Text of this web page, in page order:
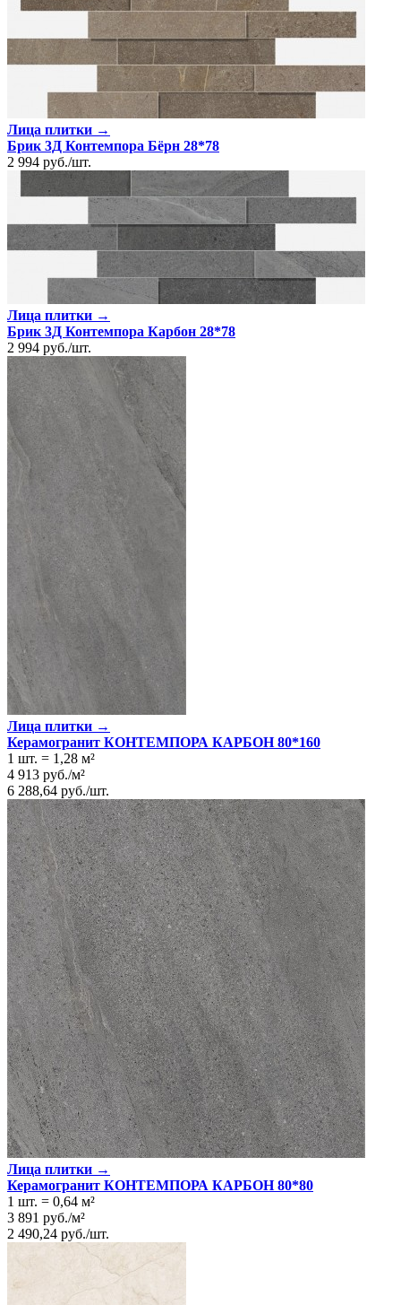
Лица плитки →
Брик 3Д Контемпора Бёрн 28*78
2 994 руб./шт.
Лица плитки →
Брик 3Д Контемпора Карбон 28*78
2 994 руб./шт.
Лица плитки →
Керамогранит КОНТЕМПОРА КАРБОН 80*160
1 шт. = 1,28 м²
4 913 руб./м²
6 288,64 руб./шт.
Лица плитки →
Керамогранит КОНТЕМПОРА КАРБОН 80*80
1 шт. = 0,64 м²
3 891 руб./м²
2 490,24 руб./шт.